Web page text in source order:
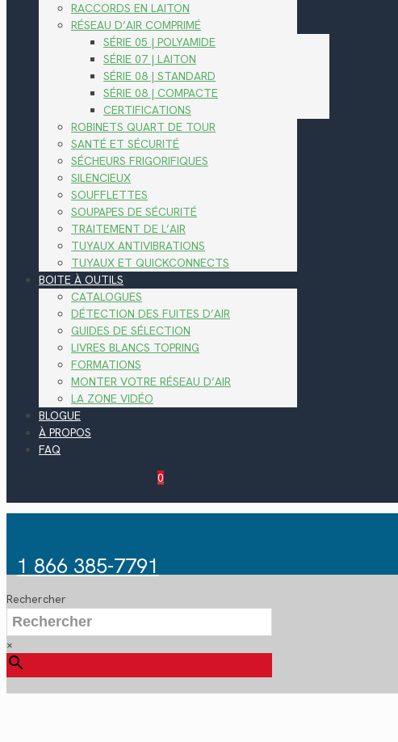
RACCORDS EN LAITON
RÉSEAU D’AIR COMPRIMÉ
SÉRIE 05 | POLYAMIDE
SÉRIE 07 | LAITON
SÉRIE 08 | STANDARD
SÉRIE 08 | COMPACTE
CERTIFICATIONS
ROBINETS QUART DE TOUR
SANTÉ ET SÉCURITÉ
SÉCHEURS FRIGORIFIQUES
SILENCIEUX
SOUFFLETTES
SOUPAPES DE SÉCURITÉ
TRAITEMENT DE L’AIR
TUYAUX ANTIVIBRATIONS
TUYAUX ET QUICKCONNECTS
BOITE À OUTILS
CATALOGUES
DÉTECTION DES FUITES D’AIR
GUIDES DE SÉLECTION
LIVRES BLANCS TOPRING
FORMATIONS
MONTER VOTRE RÉSEAU D’AIR
LA ZONE VIDÉO
BLOGUE
À PROPOS
FAQ
0
1 866 385-7791
Rechercher
×